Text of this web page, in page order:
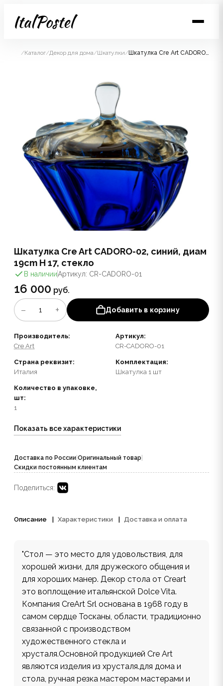
/Каталог/Декор для дома/Шкатулки/ Шкатулка Cre Art CADORO-02, синий, диам 19cm H 17, стекло
Шкатулка Cre Art CADORO-02, синий, диам
19cm H 17, стекло
В наличииАртикул: CR-CADORO-01
16 000 руб.
− 1 + Добавить в корзину
Производитель:
Cre Art
Артикул:
CR-CADORO-01
Страна реквизит:
Италия
Комплектация:
Шкатулка 1 шт
Количество в упаковке,
шт:
1
Показать все характеристики
Доставка по России Оригинальный товар
Скидки постоянным клиентам
Поделиться:
Описание Характеристики Доставка и оплата
"Стол — это место для удовольствия, для
хорошей жизни, для дружеского общения и
для хороших манер. Декор стола от Creart
это воплощение итальянской Dolce Vita.
Компания CreArt Srl основана в 1968 году в
самом сердце Тосканы, области, традиционно
связанной с производством
художественного стекла и
хрусталя.Основной продукцией Cre Art
являются изделия из хрусталя.для дома и
стола, ручная резка мастером мастерами и